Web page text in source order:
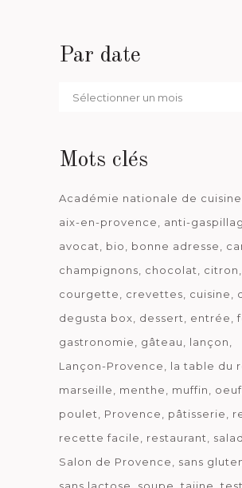
Par date
Par
Mots clés
Académie nationale de cuisine
aix-en-provence
anti-
avocat
bio bonne adresse
champignons
chocolat
citron
courgette
crevettes cuisine
degusta box
dessert entrée
gastronomie
gâteau
lançon
Lançon-Provence
la table du
marseille
menthe muffin oeuf
poulet
Provence pâtisserie
recette facile
restaurant
Salon de Provence
sans